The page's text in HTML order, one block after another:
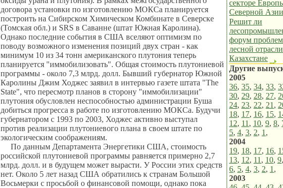
секторе
Северной Азии
Решит ли
форум
лесной
Казахстане
Другие
2005
36, 35, 34, 33,
30, 29, 28, 27,
24, 23, 22, 21 ,
18, 17, 16, 15,
12, 11 , 10, 9, 8,
5, 4, 3, 2, 1 ,
2004
19, 18, 17, 16,
13, 12, 11 , 10, 9,
6, 5, 4, 3, 2, 1 ,
2003
договора установки по изготовлению МОКСа планируется
построить на Сибирском Химическом Комбинате в Северске
(Томская обл.) и SRS в Саванне (штат Южная Каролина).
Однако последние события в США вселяют оптимизм по
поводу возможного изменения позиций двух стран - как
минимум 10 из 34 тонн американского плутония теперь
планируется "иммобилизовать". Общая стоимость плутониевой
программы - около 7,3 млрд. долл. Бывший губернатор Южной
Каролины Джим Ходжес заявил в интервью газете штата "The
State", что пересмотр планов в сторону "иммобилизации"
плутония обусловлен неспособностью администрации Буша
добиться прогресса в работе по изготовлению МОКСа. Будучи
губернатором с 1993 по 2003, Ходжес активно выступал
против реализации плутониевого плана в своем штате по
экологическим соображениям.
По данным Департамента Энергетики США, стоимость
российской плутониевой программы равняется примерно 2,7
млрд. долл. и в будущем может вырасти. У России этих средств
нет. Около 5 лет назад США обратились к странам Большой
Восьмерки с просьбой о финансовой помощи, однако пока